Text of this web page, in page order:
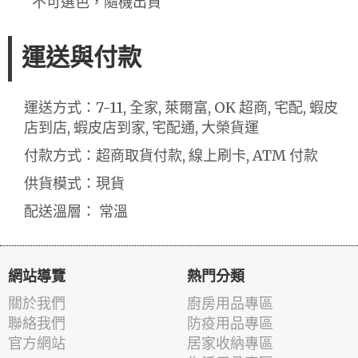
運送與付款
運送方式：7-11, 全家, 萊爾富, OK 超商, 宅配, 蝦皮
店到店, 蝦皮店到家, 宅配通, 大榮貨運
付款方式：超商取貨付款, 線上刷卡, ATM 付款
供貨模式：現貨
配送溫層： 常溫
網站導覽
關於我們
聯絡我們
官方網站
熱門分類
廚房用品專區
防疫用品專區
居家收納專區